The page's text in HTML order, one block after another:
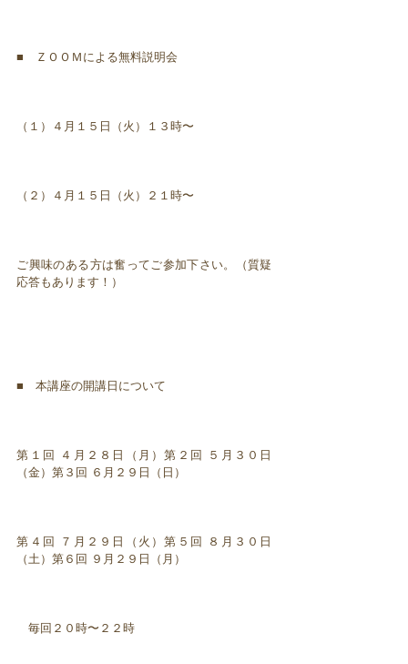
■ ＺＯＯＭによる無料説明会
（１）４月１５日（火）１３時〜
（２）４月１５日（火）２１時〜
ご興味のある方は奮ってご参加下さい。（質疑
応答もあります！）
■ 本講座の開講日について
第１回 ４月２８日（月）第２回 ５月３０日
（金）第３回 ６月２９日（日）
第４回 ７月２９日（火）第５回 ８月３０日
（土）第６回 ９月２９日（月）
毎回２０時〜２２時